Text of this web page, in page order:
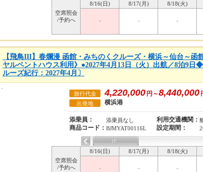
空席照会
/予約へ
8/16(日) 8/17(月) 8/18(火)
- - -
【飛鳥III】春爛漫 函館・みちのくクルーズ・横浜～仙台～函
ヤルペントハウス利用》●2027年4月13日（火）出航／8泊9
ルーズ紀行：2027年4月〕
旅行代金 4,220,000 円～8,440,000
出発地 横浜港
添乗員： 添乗員なし 利用交通機関：
商品コード： BJMYAT00116L 設定期間：
空席照会
/予約へ
8/16(日) 8/17(月) 8/18(火)
- - -